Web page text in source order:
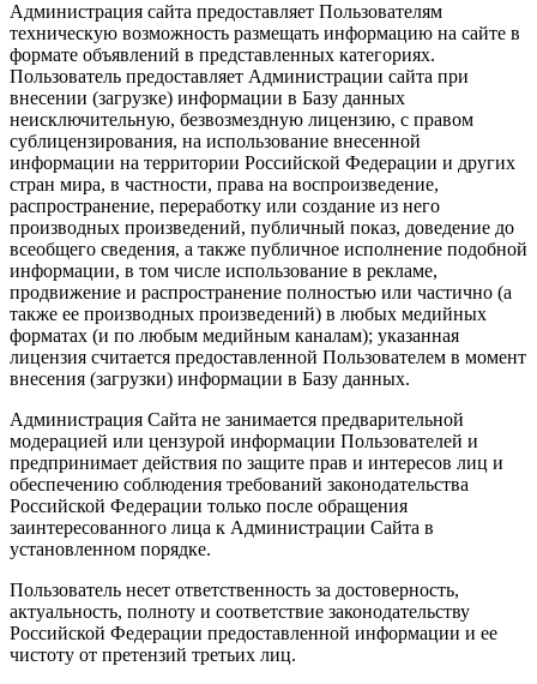
Администрация сайта предоставляет Пользователям
техническую возможность размещать информацию на сайте в
формате объявлений в представленных категориях.
Пользователь предоставляет Администрации сайта при
внесении (загрузке) информации в Базу данных
неисключительную, безвозмездную лицензию, с правом
сублицензирования, на использование внесенной
информации на территории Российской Федерации и других
стран мира, в частности, права на воспроизведение,
распространение, переработку или создание из него
производных произведений, публичный показ, доведение до
всеобщего сведения, а также публичное исполнение подобной
информации, в том числе использование в рекламе,
продвижение и распространение полностью или частично (а
также ее производных произведений) в любых медийных
форматах (и по любым медийным каналам); указанная
лицензия считается предоставленной Пользователем в момент
внесения (загрузки) информации в Базу данных.
Администрация Сайта не занимается предварительной
модерацией или цензурой информации Пользователей и
предпринимает действия по защите прав и интересов лиц и
обеспечению соблюдения требований законодательства
Российской Федерации только после обращения
заинтересованного лица к Администрации Сайта в
установленном порядке.
Пользователь несет ответственность за достоверность,
актуальность, полноту и соответствие законодательству
Российской Федерации предоставленной информации и ее
чистоту от претензий третьих лиц.